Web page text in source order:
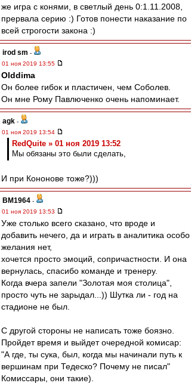
же игра с конями, в светлый день 0:1.11.2008,
прервала серию :) Готов понести наказание по
всей строгости закона :)
irod sm -
01 ноя 2019 13:55
Olddima
Он более гибок и пластичен, чем Соболев.
Он мне Рому Павлюченко очень напоминает.
agk -
01 ноя 2019 13:54
RedQuite » 01 ноя 2019 13:52
Мы обязаны это были сделать,
И при Кононове тоже?)))
BM1964 -
01 ноя 2019 13:53
Уже столько всего сказано, что вроде и
добавить нечего, да и играть в аналитика особо
желания нет,
хочется просто эмоций, сопричастности. И она
вернулась, спасибо команде и тренеру.
Когда вчера запели "Золотая моя столица",
просто чуть не зарыдал...)) Шутка ли - год на
стадионе не был.
С другой стороны не написать тоже боязно.
Пройдет время и выйдет очередной комисар:
"А где, ты сука, был, когда мы начинали путь к
вершинам при Тедеско? Почему не писал"
Комиссары, они такие).